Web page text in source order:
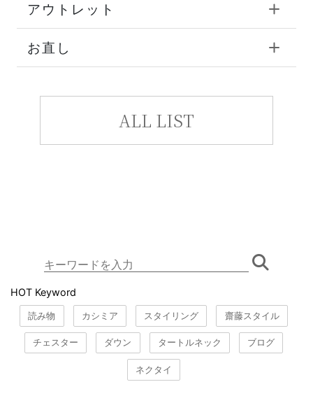
アウトレット
お直し
ALL LIST
HOT Keyword
読み物 カシミア スタイリング 齋藤スタイル
チェスター ダウン タートルネック ブログ
ネクタイ